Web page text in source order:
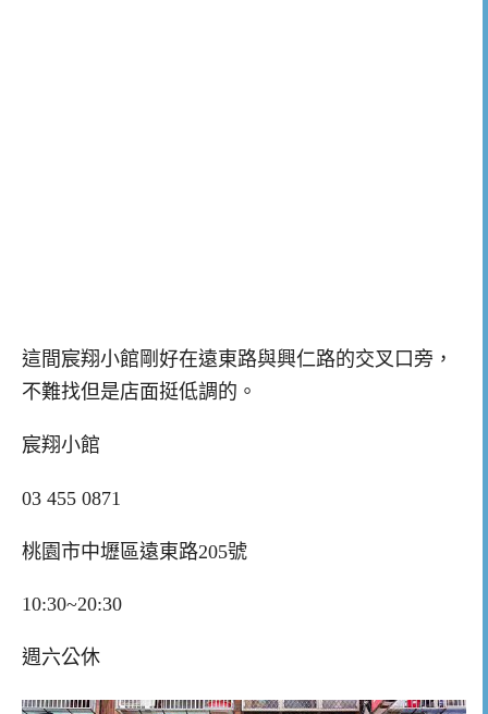
這間宸翔小館剛好在遠東路與興仁路的交叉口旁，
不難找但是店面挺低調的。
宸翔小館
03 455 0871
桃園市中壢區遠東路205號
10:30~20:30
週六公休